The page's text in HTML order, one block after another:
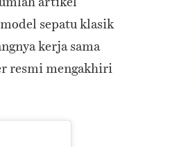
sepatu klasik
kerja sama
resmi mengakhiri